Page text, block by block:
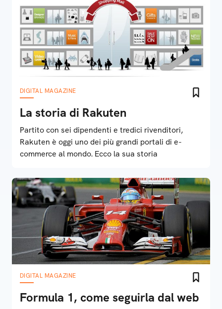
DIGITAL MAGAZINE
La storia di Rakuten
Partito con sei dipendenti e tredici rivenditori,
Rakuten è oggi uno dei più grandi portali di e-
commerce al mondo. Ecco la sua storia
DIGITAL MAGAZINE
Formula 1, come seguirla dal web